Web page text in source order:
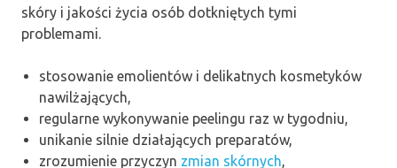
skóry i jakości życia osób dotkniętych tymi
problemami.
stosowanie emolientów i delikatnych kosmetyków
nawilżających,
regularne wykonywanie peelingu raz w tygodniu,
unikanie silnie działających preparatów,
zrozumienie przyczyn zmian skórnych,